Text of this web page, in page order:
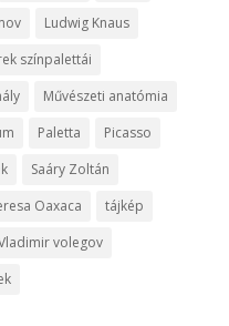
Ludwig Knaus
színpalettái
Művészeti anatómia
Paletta
Picasso
Saáry Zoltán
Oaxaca
tájkép
volegov